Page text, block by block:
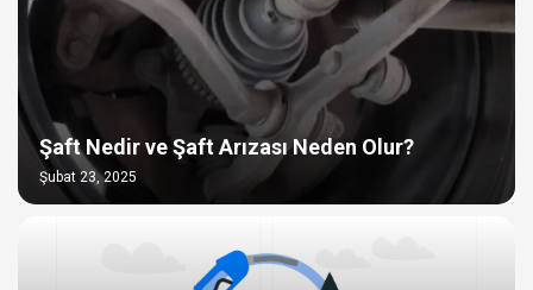
Şaft Nedir ve Şaft Arızası Neden Olur?
Şubat 23, 2025